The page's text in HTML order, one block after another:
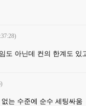
도 아닌데 컨의 한계도 있
는 수준에 순수 세팅싸움